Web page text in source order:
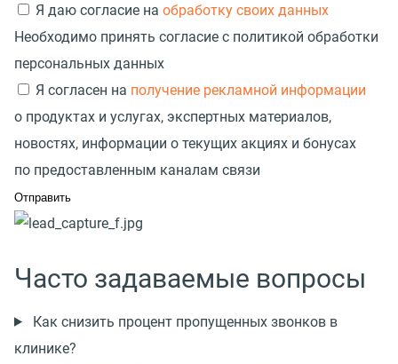
Я даю согласие на обработку своих данных
Необходимо принять согласие с политикой обработки
персональных данных
Я согласен на получение рекламной информации
о продуктах и услугах, экспертных материалов,
новостях, информации о текущих акциях и бонусах
по предоставленным каналам связи
Часто задаваемые вопросы
Как снизить процент пропущенных звонков в
клинике?